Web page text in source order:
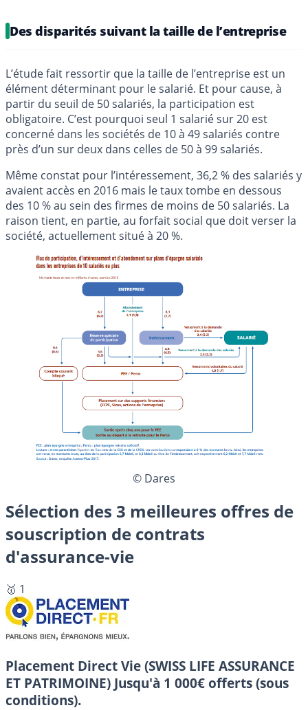
Des disparités suivant la taille de l’entreprise
L’étude fait ressortir que la taille de l’entreprise est un
élément déterminant pour le salarié. Et pour cause, à
partir du seuil de 50 salariés, la participation est
obligatoire. C’est pourquoi seul 1 salarié sur 20 est
concerné dans les sociétés de 10 à 49 salariés contre
près d’un sur deux dans celles de 50 à 99 salariés.
Même constat pour l’intéressement, 36,2 % des salariés y
avaient accès en 2016 mais le taux tombe en dessous
des 10 % au sein des firmes de moins de 50 salariés. La
raison tient, en partie, au forfait social que doit verser la
société, actuellement situé à 20 %.
© Dares
Sélection des 3 meilleures offres de
souscription de contrats
d'assurance-vie
🥇 1
Placement Direct Vie (SWISS LIFE ASSURANCE
ET PATRIMOINE) Jusqu'à 1 000€ offerts (sous
conditions).